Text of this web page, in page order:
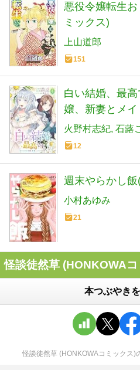
悪役令嬢転生
ミックス)
上山道郎
151
白い結婚、最
嬢、新妻とメ
火野村志紀 石蕗
12
週末やらかし
小村あゆみ
21
怪談徒然草 (HONKOWA
本つぶやき
怪談徒然草 (HONKOWAコミックス)